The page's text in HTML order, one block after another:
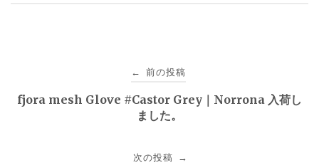
稿
← 前の投稿
fjora mesh Glove #Castor Grey｜Norrona 入荷し
ました。
次の投稿 →